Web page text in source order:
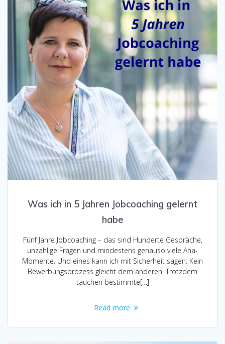
Was ich in 5 Jahren Jobcoaching gelernt
habe
Fünf Jahre Jobcoaching – das sind Hunderte Gespräche,
unzählige Fragen und mindestens genauso viele Aha-
Momente. Und eines kann ich mit Sicherheit sagen: Kein
Bewerbungsprozess gleicht dem anderen. Trotzdem
tauchen bestimmte[…]
Read more